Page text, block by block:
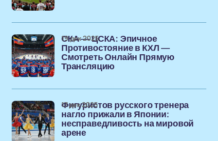
СКА — ЦСКА: Эпичное
Противостояние в КХЛ —
Смотреть Онлайн Прямую
Трансляцию
19 дек 2025
Фигуристов русского тренера
нагло прижали в Японии:
несправедливость на мировой
арене
17 дек 2025